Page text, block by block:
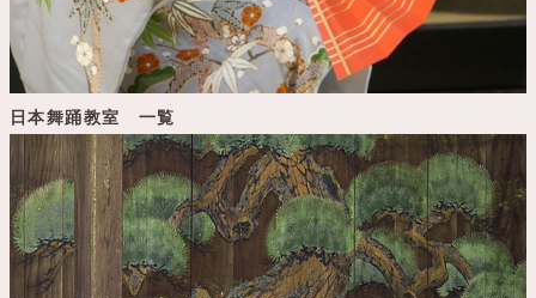
日本舞踊教室 一覧